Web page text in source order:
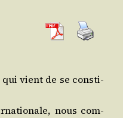
qui vient de se consti­
nous com­